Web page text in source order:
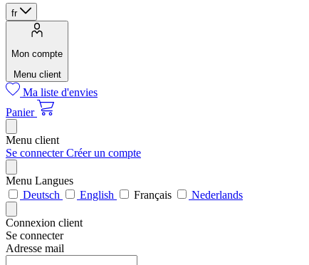
fr
Mon compte
Menu client
Ma liste d'envies
Panier
Menu client
Se connecterCréer un compte
Menu Langues
Deutsch
English Français Nederlands
Connexion client
Se connecter
Adresse mail